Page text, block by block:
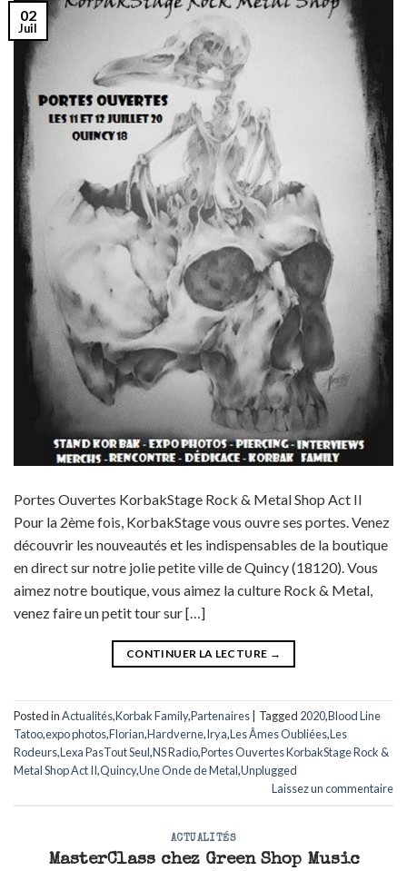
02
Juil
Portes Ouvertes KorbakStage Rock & Metal Shop Act II
Pour la 2ème fois, KorbakStage vous ouvre ses portes. Venez
découvrir les nouveautés et les indispensables de la boutique
en direct sur notre jolie petite ville de Quincy (18120). Vous
aimez notre boutique, vous aimez la culture Rock & Metal,
venez faire un petit tour sur […]
CONTINUER LA LECTURE →
Posted inActualités,Korbak Family,Partenaires Tagged 2020,Blood Line
Tatoo,expo photos,Florian,Hardverne,Irya,Les Âmes Oubliées,Les
Rodeurs,Lexa PasTout Seul,NS Radio,Portes Ouvertes KorbakStage Rock &
Metal Shop Act II,Quincy,Une Onde de Metal,Unplugged
Laissez un commentaire
ACTUALITÉS
MasterClass chez Green Shop Music